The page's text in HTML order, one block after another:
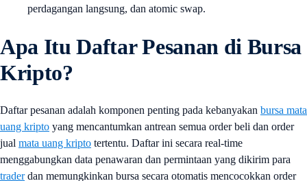
perdagangan langsung, dan atomic swap.
Apa Itu Daftar Pesanan di Bursa
Kripto?
Daftar pesanan adalah komponen penting pada kebanyakan bursa mata
uang kripto yang mencantumkan antrean semua order beli dan order
jual mata uang kripto tertentu. Daftar ini secara real-time
menggabungkan data penawaran dan permintaan yang dikirim para
traderdan memungkinkan bursa secara otomatis mencocokkan order